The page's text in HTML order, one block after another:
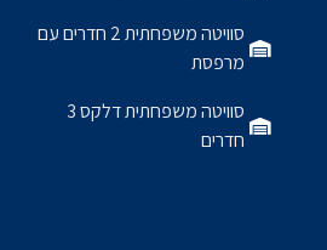
סוויטה משפחתית 2 חדרים עם
מרפסת
סוויטה משפחתית דלקס 3
חדרים